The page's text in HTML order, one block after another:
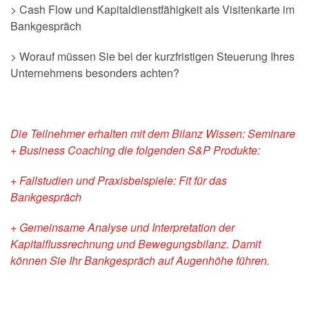
> Cash Flow und Kapitaldienstfähigkeit als Visitenkarte im
Bankgespräch
> Worauf müssen Sie bei der kurzfristigen Steuerung Ihres
Unternehmens besonders achten?
Die Teilnehmer erhalten mit dem Bilanz Wissen: Seminare
+ Business Coaching die folgenden S&P Produkte:
+ Fallstudien und Praxisbeispiele: Fit für das
Bankgespräch
+ Gemeinsame Analyse und Interpretation der
Kapitalflussrechnung und Bewegungsbilanz. Damit
können Sie Ihr Bankgespräch auf Augenhöhe führen.